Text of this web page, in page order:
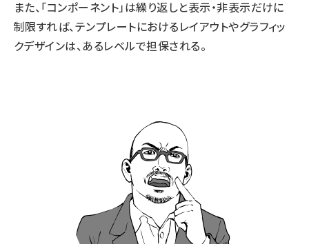
また、「コンポーネント」は繰り返しと表示・非表示だけに
制限すれば、テンプレートにおけるレイアウトやグラフィッ
クデザインは、あるレベルで担保される。